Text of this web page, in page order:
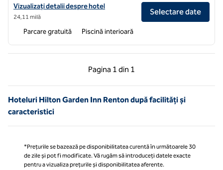
Vizualizați detaliile hotelului Hilton Garden Inn Seattle/Lynnwood
Vizualizați detalii despre hotel
24,11 milă
Selectare date
Parcare gratuită Piscină interioară
Pagina 1 din 1
Pagina anterioară, 1 din 1
Pagina 1 din 1
Hoteluri Hilton Garden Inn Renton după facilități și
caracteristici
*Prețurile se bazează pe disponibilitatea curentă în următoarele 30
de zile și pot fi modificate. Vă rugăm să introduceți datele exacte
pentru a vizualiza prețurile și disponibilitatea aferente.